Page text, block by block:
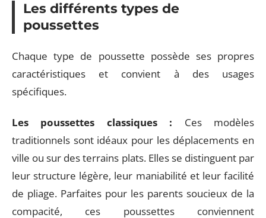
Les différents types de
poussettes
Chaque type de poussette possède ses propres
caractéristiques et convient à des usages
spécifiques.
Les poussettes classiques : Ces modèles
traditionnels sont idéaux pour les déplacements en
ville ou sur des terrains plats. Elles se distinguent par
leur structure légère, leur maniabilité et leur facilité
de pliage. Parfaites pour les parents soucieux de la
compacité, ces poussettes conviennent